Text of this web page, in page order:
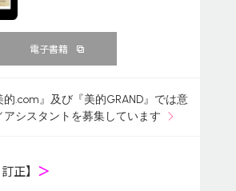
電子書籍
的.com』及び『美的GRAND』では意
シスタントを募集しています
正】 ＞